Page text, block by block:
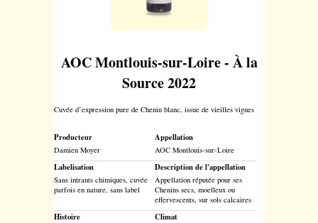
AOC Montlouis-sur-Loire - À la
Source 2022
Cuvée d’expression pure de Chenin blanc, issue de vieilles vignes
Producteur
Damien Moyer
Appellation
AOC Montlouis-sur-Loire
Labelisation
Sans intrants chimiques, cuvée
parfois en nature, sans label
Description de l'appellation
Appellation réputée pour ses
Chenins secs, moelleux ou
effervescents, sur sols calcaires
Histoire Climat